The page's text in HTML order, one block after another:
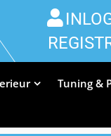
Tuning &